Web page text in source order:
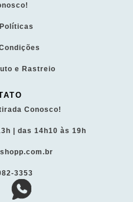
e Rastreio
Conosco!
| das 14h10 às 19h
3353